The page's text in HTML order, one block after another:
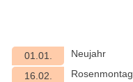
01.01.
Neujahr
16.02.
Rosenmontag